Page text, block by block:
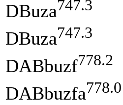
DBuza747.3
DBuza747.3
DABbuzf778.2
DABbuzfa778.0